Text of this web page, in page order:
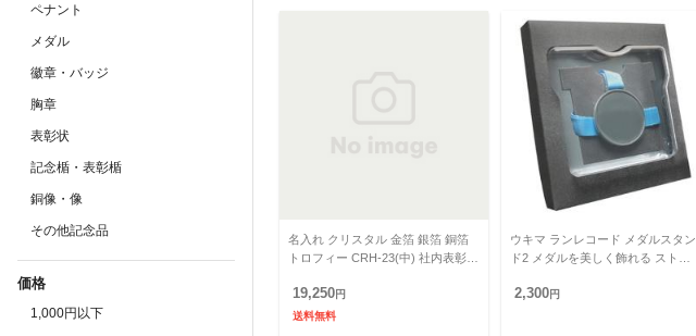
ペナント
メダル
徽章・バッジ
胸章
表彰状
記念楯・表彰楯
銅像・像
その他記念品
価格
1,000円以下
名入れ クリスタル 金箔 銀箔 銅箔
トロフィー CRH-23(中) 社内表彰
念
19,250円
送料無料
ウキマ ランレコード メダルスタン
ド2 メダルを美しく飾れる ストー
(代引不可)
2,300円